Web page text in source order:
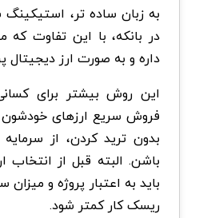
به زبان ساده تر،
در بانکه، با این تفاوت که
داره و به صورت ارز
این روش بیشتر برای
فروش سریع ارزهای خودشون
بدون ترید کردن، از
باشن. البته قبل از انتخاب
باید به اعتبار پروژه و
ریسک کار کمتر شود.